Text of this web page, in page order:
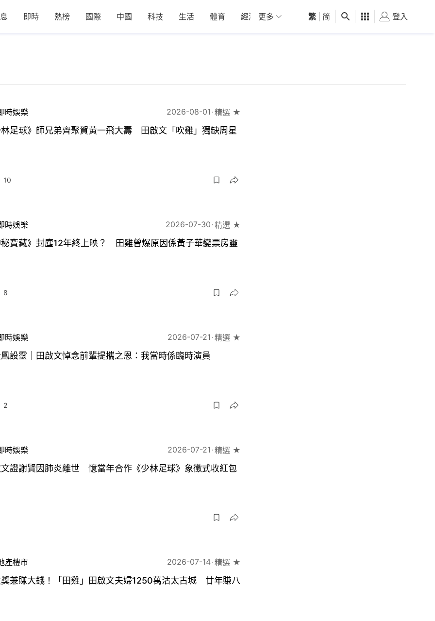
即時 熱榜 國際 中國 科技 生活 體育 經濟 01深圳 觀點 健康 好食玩飛
更多 繁 简 登入
時娛樂 2026-08-01 精選 ★
足球》師兄弟齊聚賀黃一飛大壽 田啟文「吹雞」獨缺周星
10
時娛樂 2026-07-30 精選 ★
寶藏》封塵12年終上映？ 田雞曾爆原因係黃子華變票房靈
8
時娛樂 2026-07-21 精選 ★
設靈｜田啟文悼念前輩提攜之恩：我當時係臨時演員
2
時娛樂 2026-07-21 精選 ★
證謝賢因肺炎離世 憶當年合作《少林足球》象徵式收紅包
產樓市 2026-07-14 精選 ★
兼賺大錢！「田雞」田啟文夫婦1250萬沽太古城 廿年賺八